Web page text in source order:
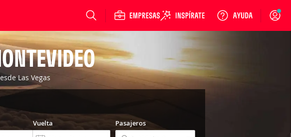
Login
Las Vegas
Vuelta Pasajeros